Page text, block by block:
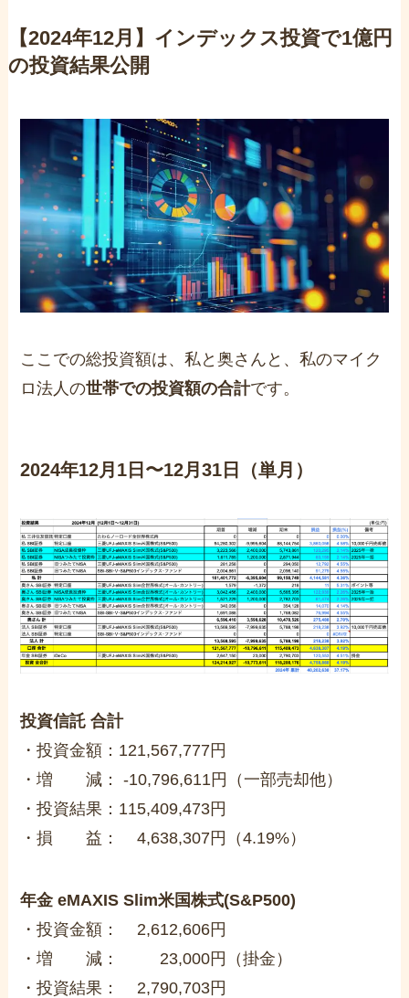
【2024年12月】インデックス投資で1億円
の投資結果公開
ここでの総投資額は、私と奥さんと、私のマイク
ロ法人の世帯での投資額の合計です。
2024年12月1日〜12月31日（単月）
投資信託 合計
・投資金額：121,567,777円
・増 減： -10,796,611円（一部売却他）
・投資結果：115,409,473円
・損 益： 4,638,307円（4.19%）
年金 eMAXIS Slim米国株式(S&P500)
・投資金額： 2,612,606円
・増 減： 23,000円（掛金）
・投資結果： 2,790,703円